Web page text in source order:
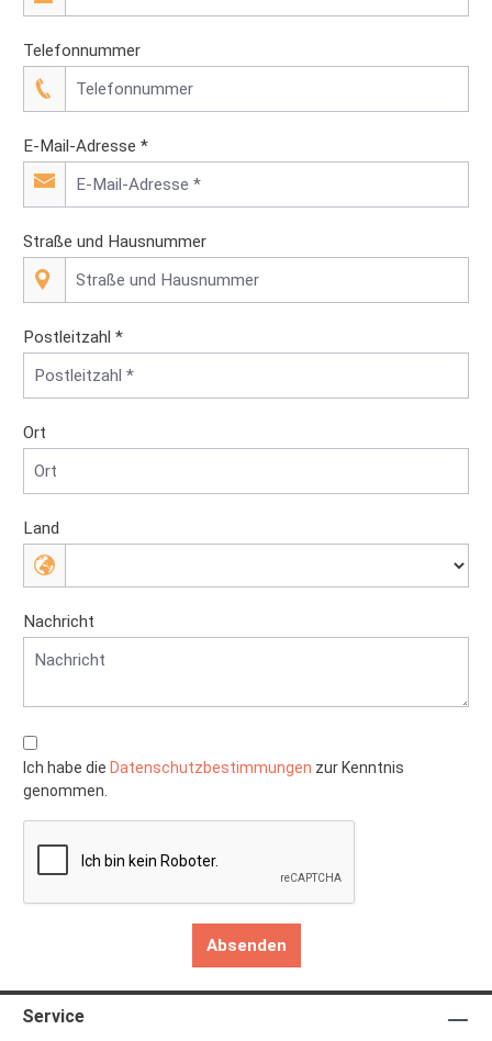
Telefonnummer
E-Mail-Adresse *
Straße und Hausnummer
Postleitzahl *
Ort
Land
Nachricht
Ich habe die Datenschutzbestimmungen zur Kenntnis
genommen.
Absenden
Service